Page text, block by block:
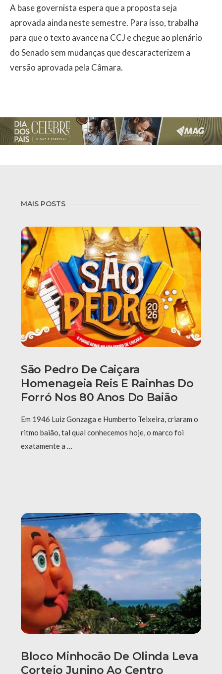
A base governista espera que a proposta seja
aprovada ainda neste semestre. Para isso, trabalha
para que o texto avance na CCJ e chegue ao plenário
do Senado sem mudanças que descaracterizem a
versão aprovada pela Câmara.
MAIS POSTS
São Pedro De Caiçara
Homenageia Reis E Rainhas Do
Forró Nos 80 Anos Do Baião
Em 1946 Luiz Gonzaga e Humberto Teixeira, criaram o
ritmo baião, tal qual conhecemos hoje, o marco foi
exatamente a …
Bloco Minhocão De Olinda Leva
Cortejo Junino Ao Centro